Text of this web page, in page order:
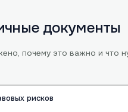
документы
почему это важно и что
рисков